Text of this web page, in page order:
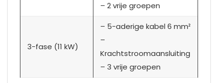
– 2 vrije groepen
3-fase (11 kW)
– 5-aderige kabel 6 mm²
–
Krachtstroomaansluiting
– 3 vrije groepen